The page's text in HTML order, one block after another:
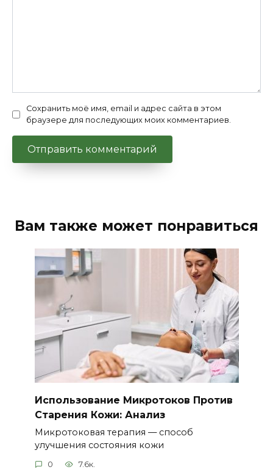
Сохранить моё имя, email и адрес сайта в этом
браузере для последующих моих комментариев.
Вам также может понравиться
Использование Микротоков Против
Старения Кожи: Анализ
Микротоковая терапия — способ
улучшения состояния кожи
0 7.6к.